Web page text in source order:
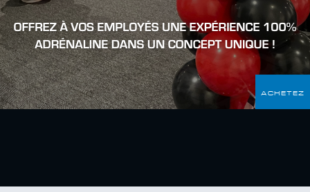
ACHETEZ